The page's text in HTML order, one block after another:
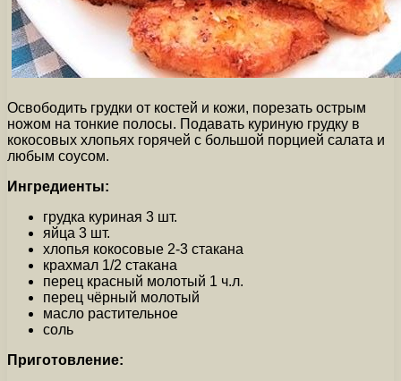
Освободить грудки от костей и кожи, порезать острым
ножом на тонкие полосы. Подавать куриную грудку в
кокосовых хлопьях горячей с большой порцией салата и
любым соусом.
Ингредиенты:
грудка куриная 3 шт.
яйца 3 шт.
хлопья кокосовые 2-3 стакана
крахмал 1/2 стакана
перец красный молотый 1 ч.л.
перец чёрный молотый
масло растительное
соль
Приготовление: